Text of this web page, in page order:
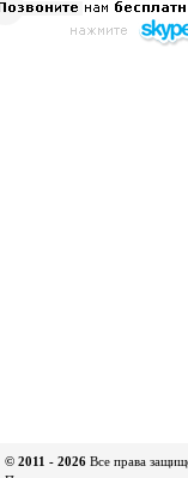
© 2011 - 2026 Все права